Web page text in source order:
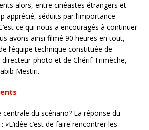
alors, entre cinéastes étrangers et
apprécié, séduits par l’importance
ce qui nous a encouragés à continuer
avons ainsi filmé 90 heures en tout,
l’équipe technique constituée de
photo et de Chérif Trimèche,
Mestiri.
centrale du scénario? La réponse du
«L’idée c’est de faire rencontrer les